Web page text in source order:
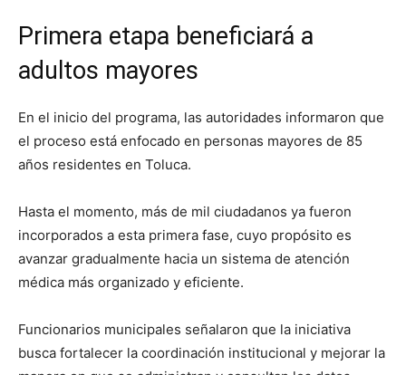
Primera etapa beneficiará a
adultos mayores
En el inicio del programa, las autoridades informaron que
el proceso está enfocado en personas mayores de 85
años residentes en Toluca.
Hasta el momento, más de mil ciudadanos ya fueron
incorporados a esta primera fase, cuyo propósito es
avanzar gradualmente hacia un sistema de atención
médica más organizado y eficiente.
Funcionarios municipales señalaron que la iniciativa
busca fortalecer la coordinación institucional y mejorar la